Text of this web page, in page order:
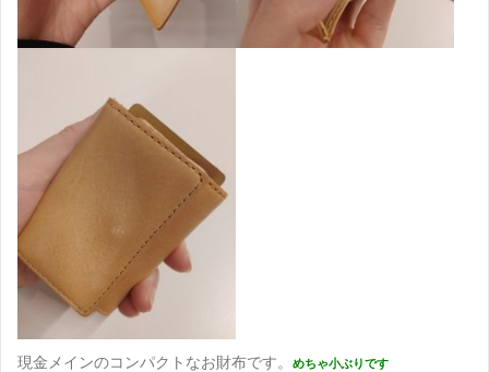
現金メインのコンパクトなお財布です。 めちゃ小ぶりです